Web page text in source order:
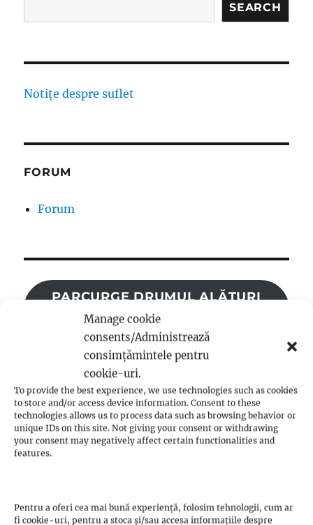
Manage cookie
consents/Administrează
consimțămintele pentru
cookie-uri.
To provide the best experience, we use technologies such as cookies
to store and/or access device information. Consent to these
technologies allows us to process data such as browsing behavior or
unique IDs on this site. Not giving your consent or withdrawing
your consent may negatively affect certain functionalities and
features.
Pentru a oferi cea mai bună experiență, folosim tehnologii, cum ar
fi cookie-uri, pentru a stoca și/sau accesa informațiile despre
SEARCH
Notițe despre suflet
FORUM
Forum
PARCURGE DRUMUL ALĂTURI
CONTRIBUI
Înscrie-te în buletinul nostru de știri